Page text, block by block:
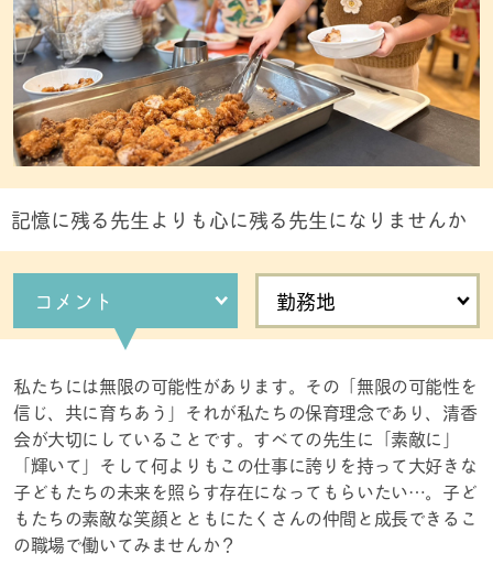
記憶に残る先生よりも心に残る先生になりませんか
コメント 勤務地
私たちには無限の可能性があります。その「無限の可能性を
信じ、共に育ちあう」それが私たちの保育理念であり、清香
会が大切にしていることです。すべての先生に「素敵に」
「輝いて」そして何よりもこの仕事に誇りを持って大好きな
子どもたちの未来を照らす存在になってもらいたい…。子ど
もたちの素敵な笑顔とともにたくさんの仲間と成長できるこ
の職場で働いてみませんか？